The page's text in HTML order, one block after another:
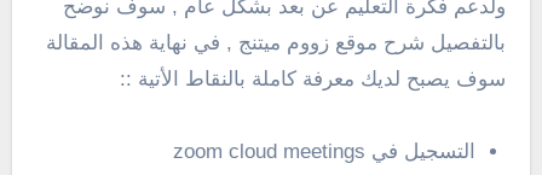
ولدعم فكرة التعليم عن بعد بشكل عام , سوف نوضح
بالتفصيل شرح موقع زووم ميتنج , في نهاية هذه المقالة
سوف يصبح لديك معرفة كاملة بالنقاط الأتية ::
التسجيل في zoom cloud meetings